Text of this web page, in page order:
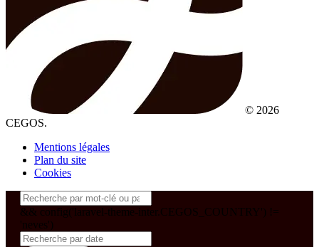
© 2026
CEGOS.
Mentions légales
Plan du site
Cookies
&& config('laravel-theme-inter.CEGOS_COUNTRY') !=
'neves')